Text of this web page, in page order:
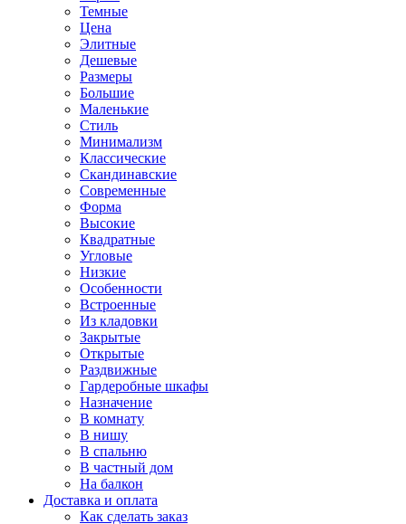
Темные
Цена
Элитные
Дешевые
Размеры
Большие
Маленькие
Стиль
Минимализм
Классические
Скандинавские
Современные
Форма
Высокие
Квадратные
Угловые
Низкие
Особенности
Встроенные
Из кладовки
Закрытые
Открытые
Раздвижные
Гардеробные шкафы
Назначение
В комнату
В нишу
В спальню
В частный дом
На балкон
Доставка и оплата
Как сделать заказ